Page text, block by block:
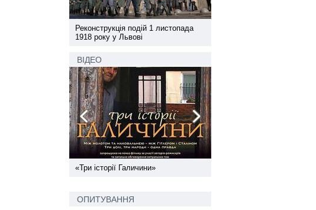
Реконструкція подій 1 листопада
1918 року у Львові
ВІДЕО
«Три історії Галичини»
ОПИТУВАННЯ